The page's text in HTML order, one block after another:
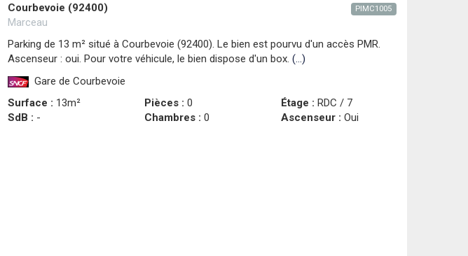
Courbevoie (92400)
Marceau
PIMC1005
Parking de 13 m² situé à Courbevoie (92400). Le bien est pourvu d'un accès PMR.
Ascenseur : oui. Pour votre véhicule, le bien dispose d'un box. (...)
Gare de Courbevoie
Surface : 13m²
SdB : -
Pièces : 0
Chambres : 0
Étage : RDC / 7
Ascenseur : Oui